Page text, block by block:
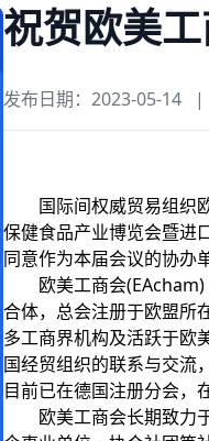
祝贺欧美
发布日期：2023-05-14 |
国际间权威贸易组织欧
保健食品产业博览会暨进
同意作为本届会议的协办
欧美工商会(EAcham)
合体，总会注册于欧盟所
多工商界机构及活跃于欧
国经贸组织的联系与交流
目前已在德国注册分会，
欧美工商会长期致力于